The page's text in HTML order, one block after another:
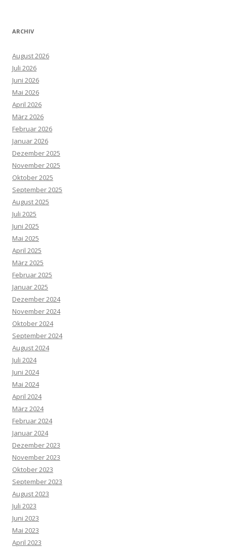
ARCHIV
August 2026
Juli 2026
Juni 2026
Mai 2026
April 2026
März 2026
Februar 2026
Januar 2026
Dezember 2025
November 2025
Oktober 2025
September 2025
August 2025
Juli 2025
Juni 2025
Mai 2025
April 2025
März 2025
Februar 2025
Januar 2025
Dezember 2024
November 2024
Oktober 2024
September 2024
August 2024
Juli 2024
Juni 2024
Mai 2024
April 2024
März 2024
Februar 2024
Januar 2024
Dezember 2023
November 2023
Oktober 2023
September 2023
August 2023
Juli 2023
Juni 2023
Mai 2023
April 2023